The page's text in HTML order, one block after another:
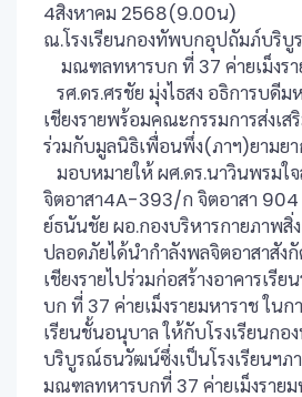
4สิงหาคม 2568(9.00น)
ณ.โรงเรียนกองทัพบกอุปถัมภ์บริ
มณฑลทหารบก ที่ 37 ค่ายเม็งรา
รศ.ดร.ศรชัย มุ่งไธสง อธิการบดีม
เชียงรายพร้อมคณะกรรมการส่งเส
ร่วมกับมูลนิธิเพื่อนพึ่ง(ภาฯ)ยามย
มอบหมายให้ ผศ.ดร.นาวินพรมใ
จิตอาสา4A-393/ก จิตอาสา 904
ย์ธนันชัย ผอ.กองบริหารกายภาพสิ่
ปลอดภัยได้นำกำลังพลจิตอาสาสัง
เชียงรายไปร่วมก่อสร้างอาคารเรี
บก ที่ 37 ค่ายเม็งรายมหาราช ในก
เรียนชั้นอนุบาล ให้กับโรงเรียนก
บริบูรณ์ธนวัฒน์ซึ่งเป็นโรงเรียนฯภ
มณฑลทหารบกที่ 37 ค่ายเม็งราย